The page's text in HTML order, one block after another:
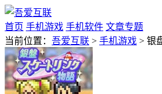
首页 手机游戏 手机软件 文章专题
当前位置： 吾爱互联 > 手机游戏 > 银